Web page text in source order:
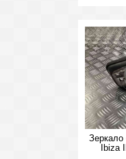
Зеркало
Ibiza